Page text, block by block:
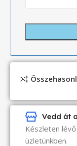
Vedd át
Készleten
üzletünkben.